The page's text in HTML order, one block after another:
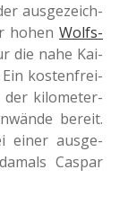
aus­ge­zeich­
hohen Wolfs­
die nahe Kai­
Ein kos­ten­frei­
der kilo­me­ter­
bereit.
einer aus­ge­
Caspar